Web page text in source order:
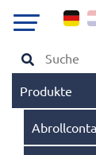
Produkte